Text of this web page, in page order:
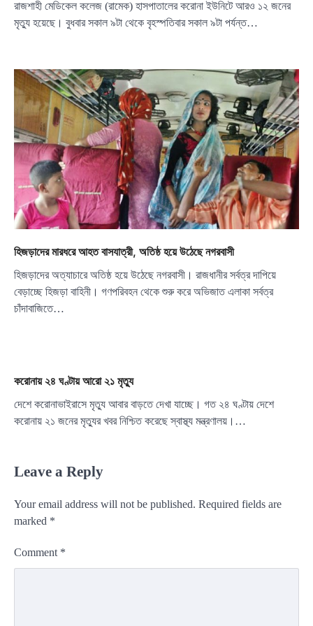
রাজশাহী মেডিকেল কলেজ (রামেক) হাসপাতালের করোনা ইউনিটে আরও ১২ জনের
মৃত্যু হয়েছে। বুধবার সকাল ৯টা থেকে বৃহস্পতিবার সকাল ৯টা পর্যন্ত…
হিজড়াদের মারধরে আহত বাসযাত্রী, অতিষ্ঠ হয়ে উঠেছে নগরবাসী
হিজড়াদের অত্যাচারে অতিষ্ঠ হয়ে উঠেছে নগরবাসী। রাজধানীর সর্বত্র দাপিয়ে
বেড়াচ্ছে হিজড়া বাহিনী। গণপরিবহন থেকে শুরু করে অভিজাত এলাকা সর্বত্র
চাঁদাবাজিতে…
করোনায় ২৪ ঘণ্টায় আরো ২১ মৃত্যু
দেশে করোনাভাইরাসে মৃত্যু আবার বাড়তে দেখা যাচ্ছে। গত ২৪ ঘণ্টায় দেশে
করোনায় ২১ জনের মৃত্যুর খবর নিশ্চিত করেছে স্বাস্থ্য মন্ত্রণালয়।…
Leave a Reply
Your email address will not be published. Required fields are
marked *
Comment *